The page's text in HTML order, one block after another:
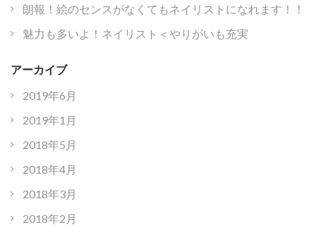
朗報！絵のセンスがなくてもネイリストになれます！！
魅力も多いよ！ネイリスト＜やりがいも充実
アーカイブ
2019年6月
2019年1月
2018年5月
2018年4月
2018年3月
2018年2月